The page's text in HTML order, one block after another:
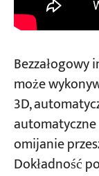
może
3D,
omijanie
Dokładność